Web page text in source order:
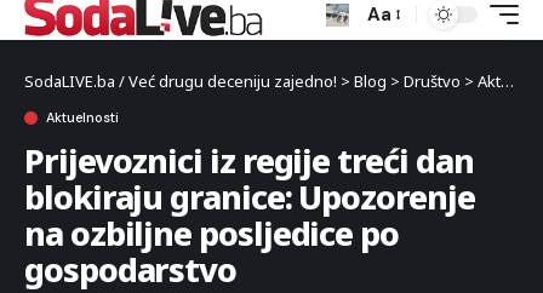
Aa
SodaLIVE.ba / Već drugu deceniju zajedno! > Blog > Društvo > Aktuelnosti
Aktuelnosti
Prijevoznici iz regije treći dan
blokiraju granice: Upozorenje
na ozbiljne posljedice po
gospodarstvo